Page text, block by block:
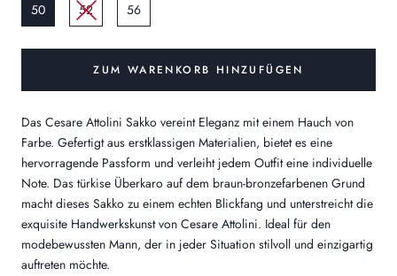
50
52 56
ZUM WARENKORB HINZUFÜGEN
Das Cesare Attolini Sakko vereint Eleganz mit einem Hauch von
Farbe. Gefertigt aus erstklassigen Materialien, bietet es eine
hervorragende Passform und verleiht jedem Outfit eine individuelle
Note. Das türkise Überkaro auf dem braun-bronzefarbenen Grund
macht dieses Sakko zu einem echten Blickfang und unterstreicht die
exquisite Handwerkskunst von Cesare Attolini. Ideal für den
modebewussten Mann, der in jeder Situation stilvoll und einzigartig
auftreten möchte.